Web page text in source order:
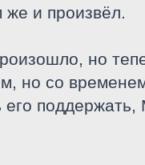
же и произвёл.
но
но со